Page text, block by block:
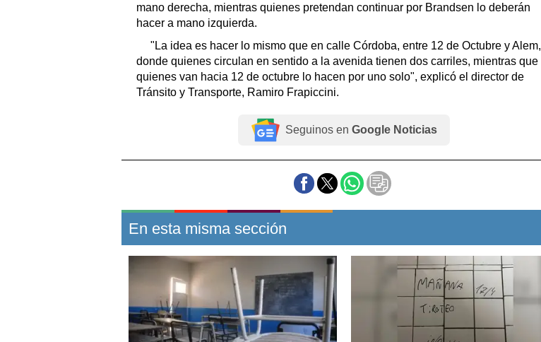
mano derecha, mientras quienes pretendan continuar por Brandsen lo deberán
hacer a mano izquierda.
"La idea es hacer lo mismo que en calle Córdoba, entre 12 de Octubre y Alem,
donde quienes circulan en sentido a la avenida tienen dos carriles, mientras que
quienes van hacia 12 de octubre lo hacen por uno solo", explicó el director de
Tránsito y Transporte, Ramiro Frapiccini.
Seguinos en Google Noticias
En esta misma sección